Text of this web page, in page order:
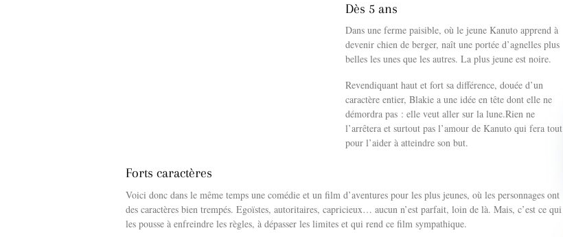
Dès 5 ans
Dans une ferme paisible, où le jeune Kanuto apprend à
devenir chien de berger, naît une portée d’agnelles plus
belles les unes que les autres. La plus jeune est noire.
Revendiquant haut et fort sa différence, douée d’un
caractère entier, Blakie a une idée en tête dont elle ne
démordra pas : elle veut aller sur la lune.Rien ne
l’arrêtera et surtout pas l’amour de Kanuto qui fera tout
pour l’aider à atteindre son but.
Forts caractères
Voici donc dans le même temps une comédie et un film d’aventures pour les plus jeunes, où les personnages ont
des caractères bien trempés. Egoïstes, autoritaires, capricieux… aucun n’est parfait, loin de là. Mais, c’est ce qui
les pousse à enfreindre les règles, à dépasser les limites et qui rend ce film sympathique.